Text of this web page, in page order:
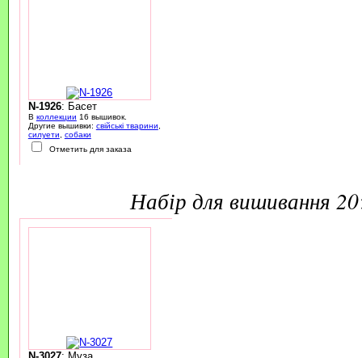
N-1926: Басет
В коллекции 16 вышивок.
Другие вышивки: свійські тварини
силуети
собаки
Отметить для заказа
набір для вишивання